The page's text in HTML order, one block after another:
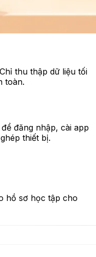
thu thập dữ liệu tối
toàn.
đăng nhập, cài app
thiết bị.
hồ sơ học tập cho